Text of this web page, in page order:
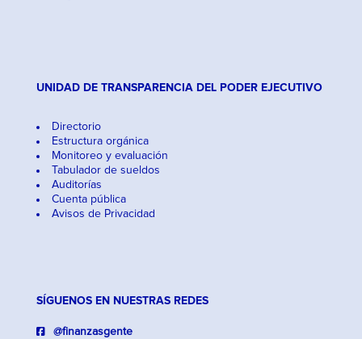
UNIDAD DE TRANSPARENCIA DEL PODER EJECUTIVO
Directorio
Estructura orgánica
Monitoreo y evaluación
Tabulador de sueldos
Auditorías
Cuenta pública
Avisos de Privacidad
SÍGUENOS EN NUESTRAS REDES
@finanzasgente